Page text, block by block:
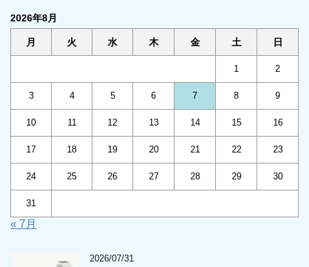
2026年8月
月 火 水 木 金 土 日
1 2
3 4 5 6 7 8 9
10 11 12 13 14 15 16
17 18 19 20 21 22 23
24 25 26 27 28 29 30
31
« 7月
2026/07/31